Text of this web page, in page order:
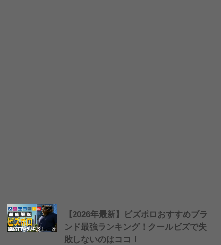
【2026年最新】ビズポロおすすめブラ
ンド最強ランキング！クールビズで失
敗しないのはココ！